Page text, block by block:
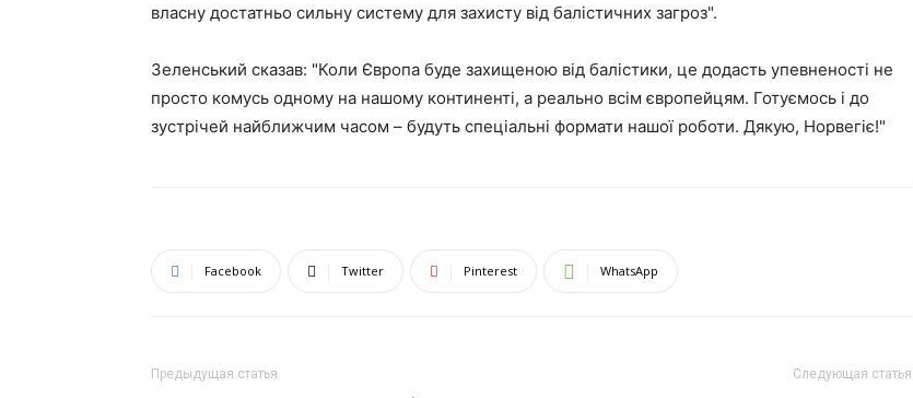
власну достатньо сильну систему для захисту від балістичних загроз".
Зеленський сказав: "Коли Європа буде захищеною від балістики, це додасть упевненості не
просто комусь одному на нашому континенті, а реально всім європейцям. Готуємось і до
зустрічей найближчим часом – будуть спеціальні формати нашої роботи. Дякую, Норвегіє!"
Facebook Twitter Pinterest WhatsApp
Предыдущая статья Следующая статья